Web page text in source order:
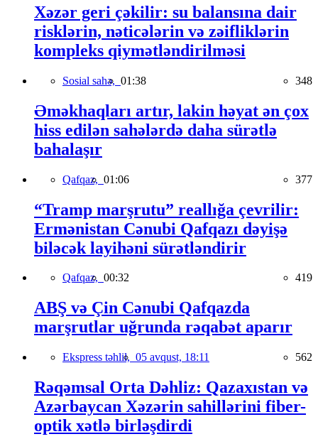
Xəzər geri çəkilir: su balansına dair
risklərin, nəticələrin və zəifliklərin
kompleks qiymətləndirilməsi
Sosial sahə, 01:38 348
Əməkhaqları artır, lakin həyat ən çox
hiss edilən sahələrdə daha sürətlə
bahalaşır
Qafqaz, 01:06 377
“Tramp marşrutu” reallığa çevrilir:
Ermənistan Cənubi Qafqazı dəyişə
biləcək layihəni sürətləndirir
Qafqaz, 00:32 419
ABŞ və Çin Cənubi Qafqazda
marşrutlar uğrunda rəqabət aparır
Ekspress təhlil, 05 avqust, 18:11 562
Rəqəmsal Orta Dəhliz: Qazaxıstan və
Azərbaycan Xəzərin sahillərini fiber-
optik xətlə birləşdirdi